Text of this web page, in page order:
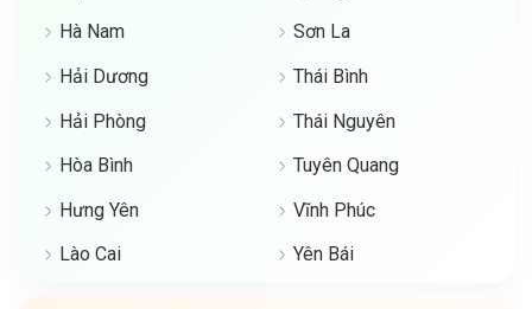
Hà Nam
Hải Dương
Hải Phòng
Hòa Bình
Hưng Yên
Lào Cai
Sơn La
Thái Bình
Thái Nguyên
Tuyên Quang
Vĩnh Phúc
Yên Bái